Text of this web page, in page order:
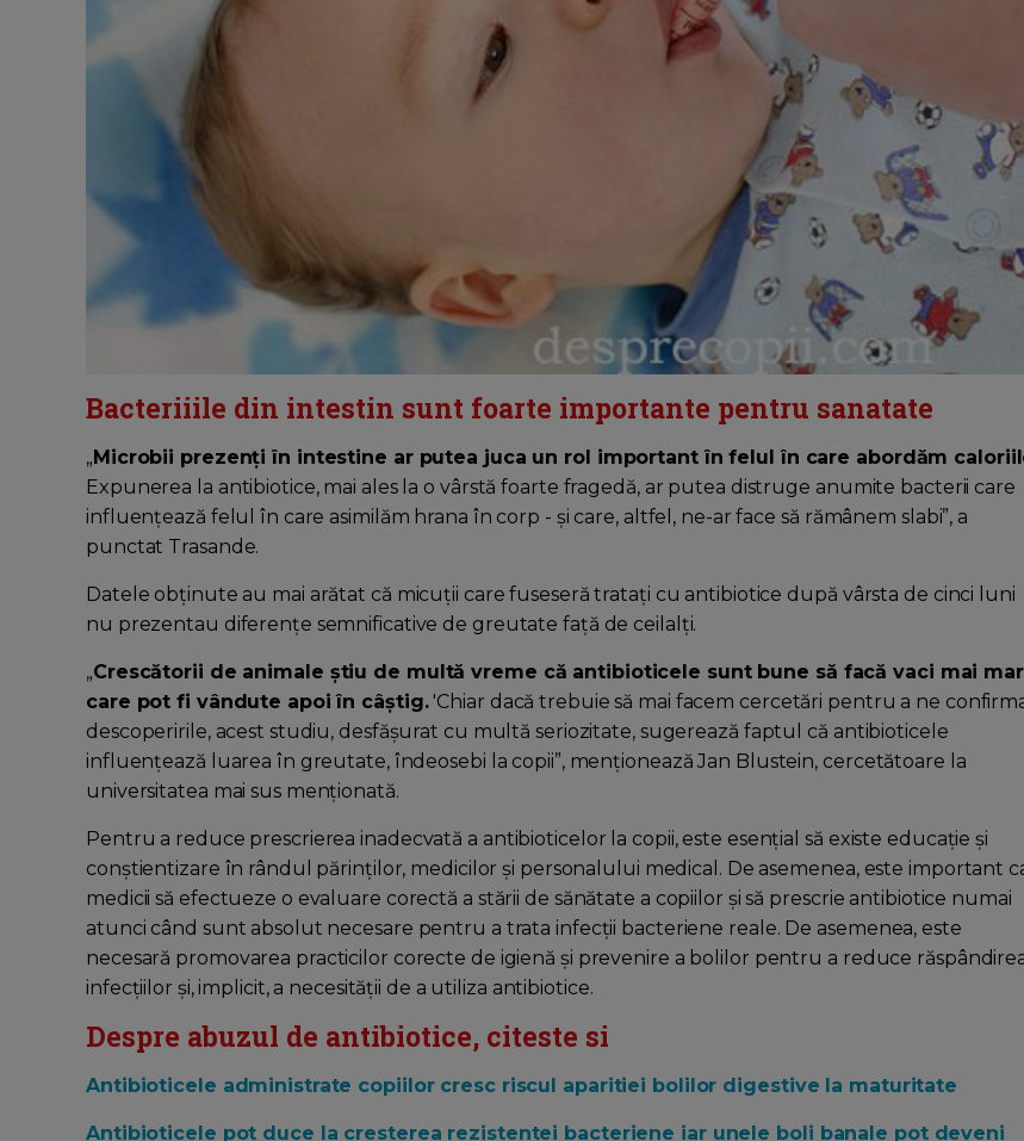
Bacteriiile din intestin sunt foarte importante pentru sanatate
„Microbii prezenţi în intestine ar putea juca un rol important în felul în care abordăm
Expunerea la antibiotice, mai ales la o vârstă foarte fragedă, ar putea distruge anumite bacterii care
influenţează felul în care asimilăm hrana în corp - şi care, altfel, ne-ar face să rămânem slabi”, a
punctat Trasande.
Datele obţinute au mai arătat că micuţii care fuseseră trataţi cu antibiotice după vârsta de cinci luni
nu prezentau diferenţe semnificative de greutate faţă de ceilalţi.
„Crescătorii de animale ştiu de multă vreme că antibioticele sunt bune să facă vaci mai
care pot fi vândute apoi în câştig.'Chiar dacă trebuie să mai facem cercetări pentru a ne
descoperirile, acest studiu, desfăşurat cu multă seriozitate, sugerează faptul că antibioticele
influenţează luarea în greutate, îndeosebi la copii”, menţionează Jan Blustein, cercetătoare la
universitatea mai sus menţionată.
Pentru a reduce prescrierea inadecvată a antibioticelor la copii, este esențial să existe educație și
conștientizare în rândul părinților, medicilor și personalului medical. De asemenea, este important
medicii să efectueze o evaluare corectă a stării de sănătate a copiilor și să prescrie antibiotice numai
atunci când sunt absolut necesare pentru a trata infecții bacteriene reale. De asemenea, este
necesară promovarea practicilor corecte de igienă și prevenire a bolilor pentru a reduce
infecțiilor și, implicit, a necesității de a utiliza antibiotice.
Despre abuzul de antibiotice, citeste si
Antibioticele administrate copiilor cresc riscul aparitiei bolilor digestive la maturitate
Antibioticele pot duce la cresterea rezistentei bacteriene iar unele boli banale pot deveni